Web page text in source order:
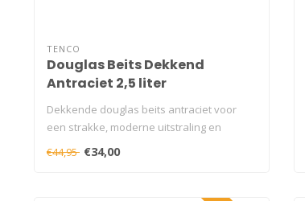
TENCO
Douglas Beits Dekkend
Antraciet 2,5 liter
Dekkende douglas beits antraciet voor
een strakke, moderne uitstraling en
€44,95 €34,00